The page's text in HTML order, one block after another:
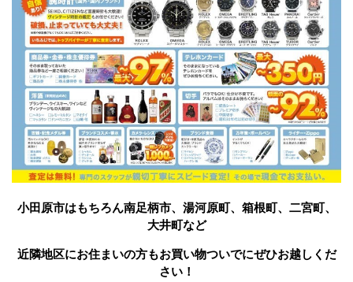
小田原市はもちろん南足柄市、湯河原町、箱根町、二宮町、
大井町など
近隣地区にお住まいの方もお買い物ついでにぜひお越しくだ
さい！